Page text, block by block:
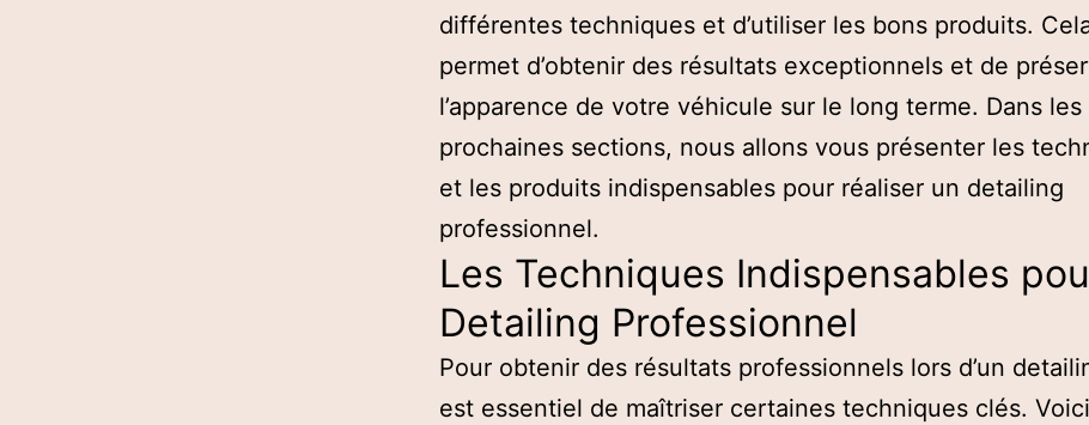
différentes techniques et d’utiliser les bons produits.
permet d’obtenir des résultats exceptionnels et de
l’apparence de votre véhicule sur le long terme. Dans les
prochaines sections, nous allons vous présenter les
et les produits indispensables pour réaliser un detailing
professionnel.
Les Techniques Indispensables
Detailing Professionnel
Pour obtenir des résultats professionnels lors d’un
est essentiel de maîtriser certaines techniques clés. Voici